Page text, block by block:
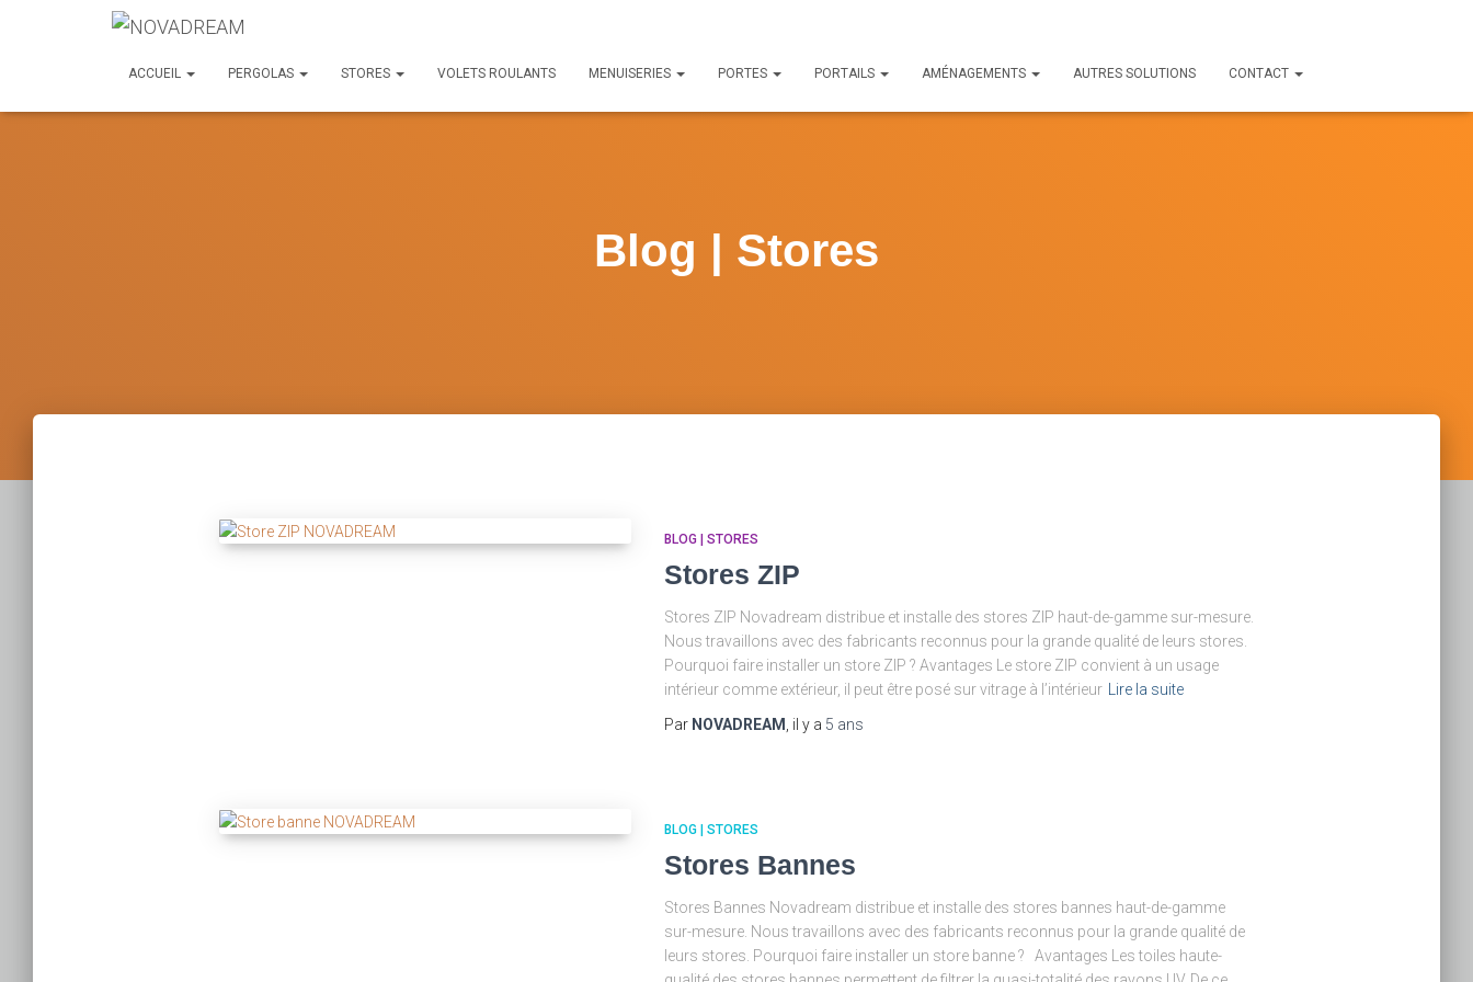
ACCUEIL PERGOLAS STORES VOLETS ROULANTS MENUISERIES PORTES PORTAILS AMÉNAGEMENTS AUTRES SOLUTIONS CONTACT
Blog | Stores
BLOG | STORES
Stores ZIP
Stores ZIP Novadream distribue et installe des stores ZIP haut-de-gamme sur-mesure.
Nous travaillons avec des fabricants reconnus pour la grande qualité de leurs stores.
Pourquoi faire installer un store ZIP ? Avantages Le store ZIP convient à un usage
intérieur comme extérieur, il peut être posé sur vitrage à l’intérieur
Lire la suite
Par NOVADREAM , il y a 5 ans
BLOG | STORES
Stores Bannes
Stores Bannes Novadream distribue et installe des stores bannes haut-de-gamme
sur-mesure. Nous travaillons avec des fabricants reconnus pour la grande qualité de
leurs stores. Pourquoi faire installer un store banne ? Avantages Les toiles haute-